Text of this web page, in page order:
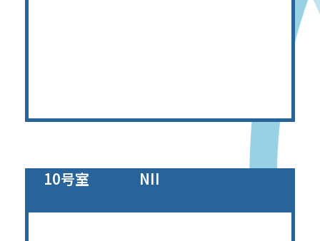
10号室 NII